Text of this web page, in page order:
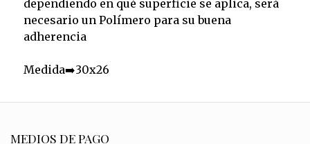
dependiendo en qué superficie se aplica, será
necesario un Polímero para su buena
adherencia
Medida➡️30x26
MEDIOS DE PAGO